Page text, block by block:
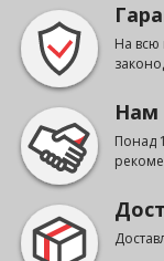
На всю
Нам
Понад